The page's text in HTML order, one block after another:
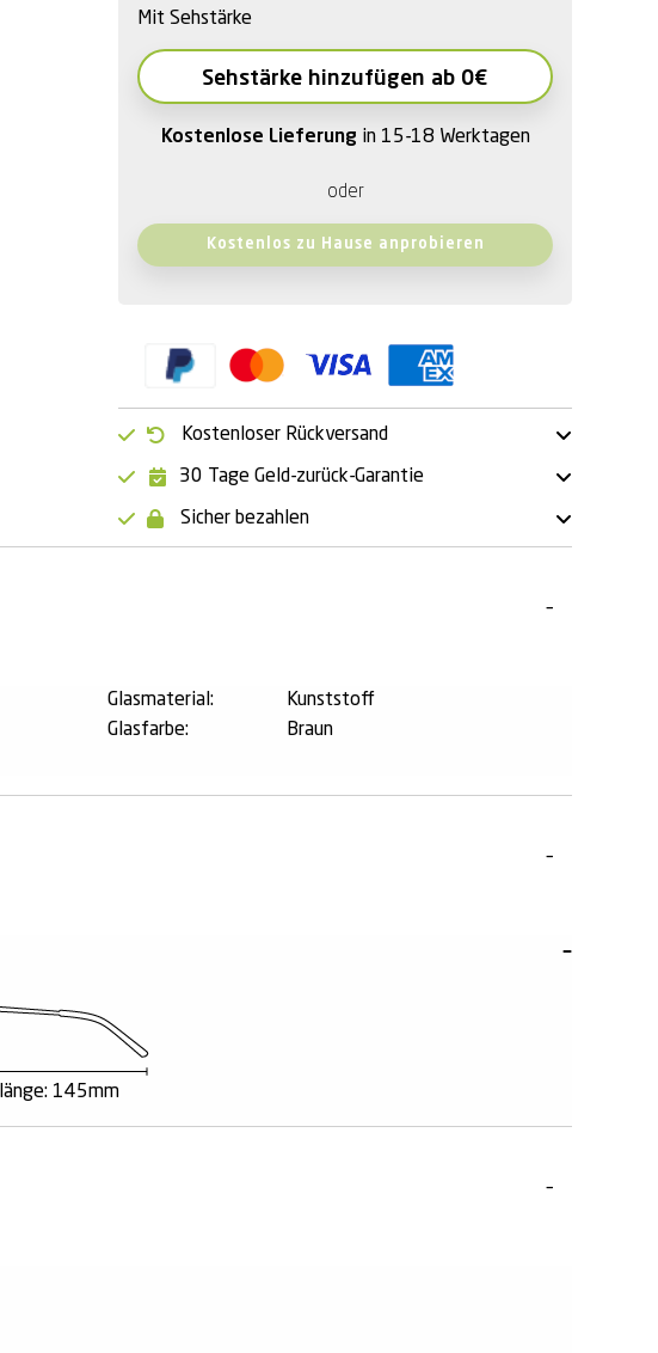
Mit Sehstärke
Sehstärke hinzufügen ab 0€
Kostenlose Lieferung in 15-18 Werktagen
oder
Kostenlos zu Hause anprobieren
Kostenloser Rückversand
30 Tage Geld-zurück-Garantie
Sicher bezahlen
Glasmaterial:
Kunststoff
Glasfarbe:
Braun
145mm